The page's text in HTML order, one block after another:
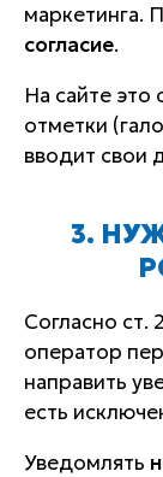
маркетинга.
согласие.
На сайте
отметки
вводит свои
3.
Согласно ст.
оператор
направить
есть
Уведомлять